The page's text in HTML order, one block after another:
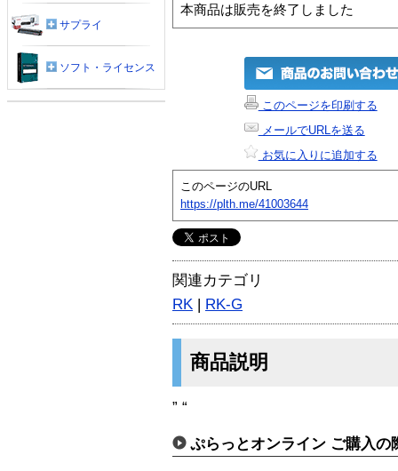
本商品は販売を終了しました
このページを印刷する
メールでURLを送る
お気に入りに追加する
このページのURL
https://plth.me/41003644
関連カテゴリ
RK | RK-G
商品説明
” “
ぷらっとオンライン ご購入の
サプライ
ソフト・ライセンス